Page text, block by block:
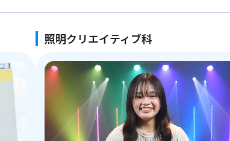
照明クリエイティブ科